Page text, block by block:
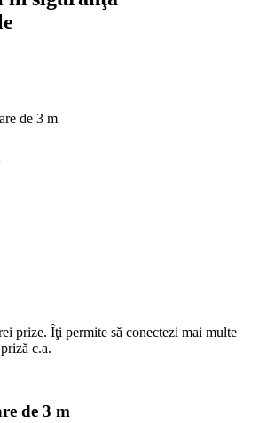
de 3 m
prize. Îţi permite să conectezi mai multe
c.a.
de 3 m